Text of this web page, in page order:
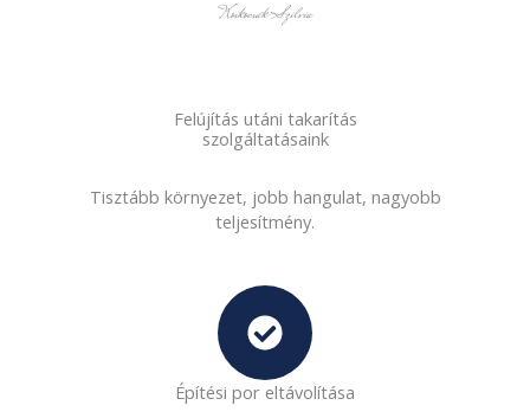
Koskocsák Szilvia
Felújítás utáni takarítás
szolgáltatásaink
Tisztább környezet, jobb hangulat, nagyobb
teljesítmény.
Építési por eltávolítása